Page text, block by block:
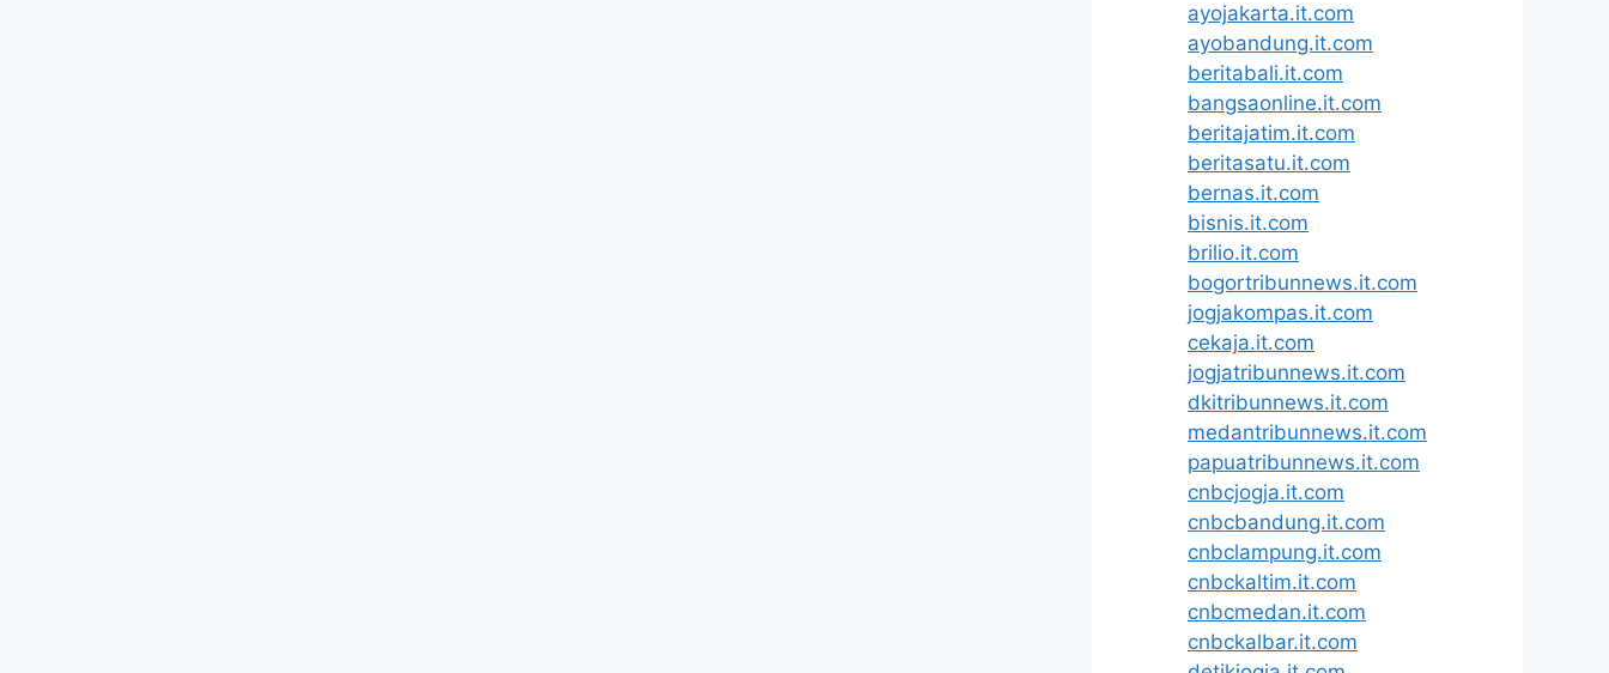
ayojakarta.it.com
ayobandung.it.com
beritabali.it.com
bangsaonline.it.com
beritajatim.it.com
beritasatu.it.com
bernas.it.com
bisnis.it.com
brilio.it.com
bogortribunnews.it.com
jogjakompas.it.com
cekaja.it.com
jogjatribunnews.it.com
dkitribunnews.it.com
medantribunnews.it.com
papuatribunnews.it.com
cnbcjogja.it.com
cnbcbandung.it.com
cnbclampung.it.com
cnbckaltim.it.com
cnbcmedan.it.com
cnbckalbar.it.com